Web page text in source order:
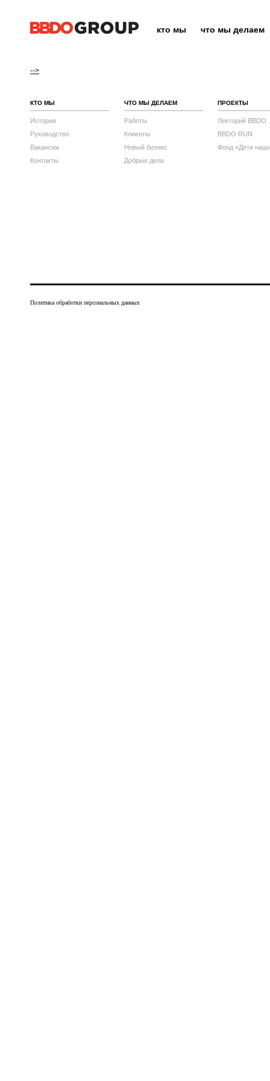
кто мы что мы делаем
-->
КТО МЫ
История
Руководство
Вакансии
Контакты
ЧТО МЫ ДЕЛАЕМ
Работы
Клиенты
Новый бизнес
Добрые дела
ПРОЕКТЫ
Лекторий BBDO
BBDO RUN
Фонд «Дети
Политика обработки персональных данных